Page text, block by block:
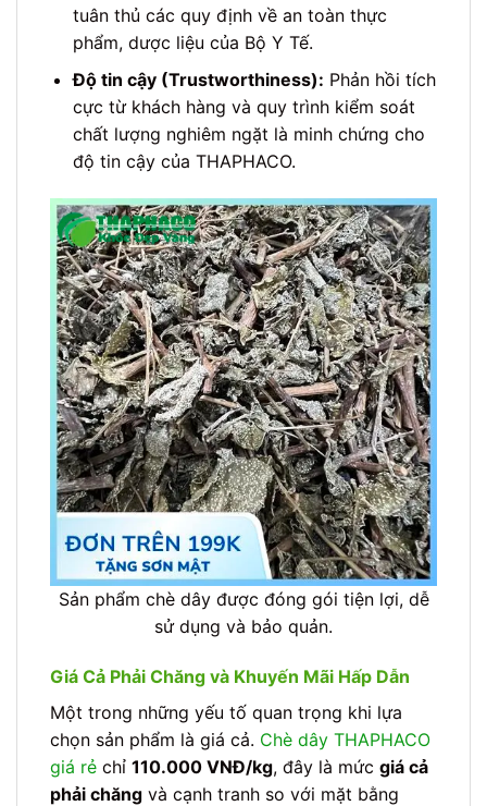
tuân thủ các quy định về an toàn thực
phẩm, dược liệu của Bộ Y Tế.
Độ tin cậy (Trustworthiness): Phản hồi tích
cực từ khách hàng và quy trình kiểm soát
chất lượng nghiêm ngặt là minh chứng cho
độ tin cậy của THAPHACO.
Sản phẩm chè dây được đóng gói tiện lợi, dễ
sử dụng và bảo quản.
Giá Cả Phải Chăng và Khuyến Mãi Hấp Dẫn
Một trong những yếu tố quan trọng khi lựa
chọn sản phẩm là giá cả. Chè dây THAPHACO
giá rẻ chỉ 110.000 VNĐ/kg, đây là mức giá cả
phải chăng và cạnh tranh so với mặt bằng